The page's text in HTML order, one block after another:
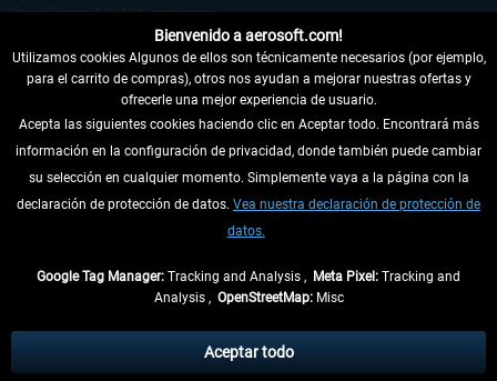
DESISTIR DEL CONTRATO
INFORMACIÓN
tasas de recepción si no se describe lo contrario
** De aplicación a envíos dentro de Alemania. Los plazos de envío para los
Bienvenido a aerosoft.com!
Utilizamos cookies Algunos de ellos son técnicamente necesarios (por ejemplo,
para el carrito de compras), otros nos ayudan a mejorar nuestras ofertas y
ofrecerle una mejor experiencia de usuario.
Acepta las siguientes cookies haciendo clic en Aceptar todo. Encontrará más
información en la configuración de privacidad, donde también puede cambiar
su selección en cualquier momento. Simplemente vaya a la página con la
declaración de protección de datos. Vea nuestra declaración de protección de
datos.
Google Tag Manager: Tracking and Analysis , Meta Pixel: Tracking and
Analysis , OpenStreetMap:Misc
Aceptar todo